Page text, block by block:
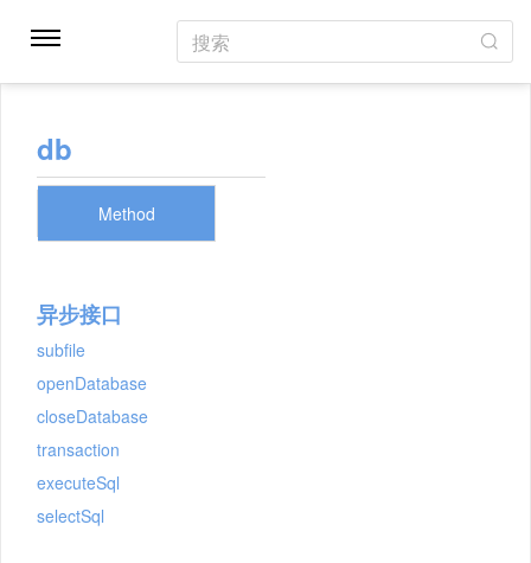
搜索
db
Method
异步接口
subfile
openDatabase
closeDatabase
transaction
executeSql
selectSql